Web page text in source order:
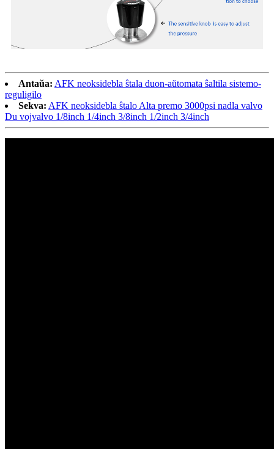
Antaŭa: AFK neoksidebla ŝtala duon-aŭtomata ŝaltila sistemo-
reguligilo
Sekva: AFK neoksidebla ŝtalo Alta premo 3000psi nadla valvo
Du vojvalvo 1/8inch 1/4inch 3/8inch 1/2inch 3/4inch